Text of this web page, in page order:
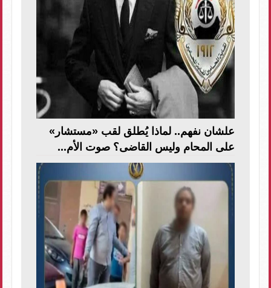
علشان نفهم.. لماذا يُطلق لقب «مستشار»
على المحام وليس القاضى؟ صوت الأم...